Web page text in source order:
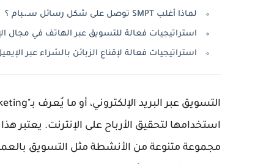
لماذا أغلب SMPT توصل على شكل رسائل سـ،ـبام ؟
استراتيجيات فعالة للتسويق عبر الهاتف في مجال
استراتيجيات فعالة لإقناع الزبائن بالشراء عبر
استخدامها لتحقيق الأرباح على الإنترنت. يعتبر
مجموعة متنوعة من الأنشطة مثل التسويق